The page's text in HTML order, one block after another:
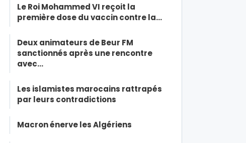
Le Roi Mohammed VI reçoit la
première dose du vaccin contre la…
Deux animateurs de Beur FM
sanctionnés après une rencontre
avec…
Les islamistes marocains rattrapés
par leurs contradictions
Macron énerve les Algériens